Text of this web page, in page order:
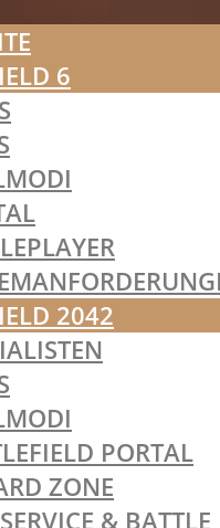
6
2042
PORTAL
ZONE